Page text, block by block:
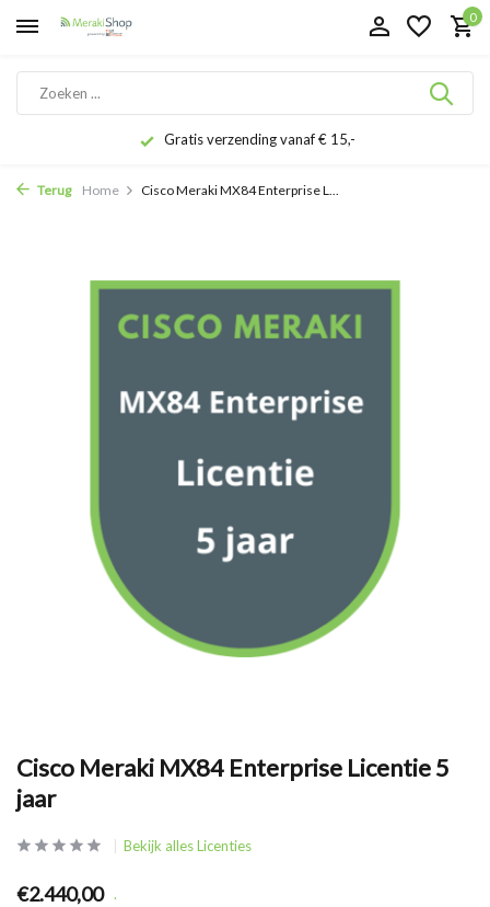
0
Gratis verzending vanaf € 15,-
Terug Home Cisco Meraki MX84 Enterprise L...
Cisco Meraki MX84 Enterprise Licentie 5
jaar
Bekijk alles Licenties
€2.440,00 .